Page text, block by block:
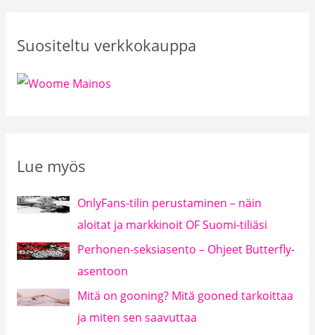
Suositeltu verkkokauppa
Lue myös
OnlyFans-tilin perustaminen – näin
aloitat ja markkinoit OF Suomi-tiliäsi
Perhonen-seksiasento – Ohjeet Butterfly-
asentoon
Mitä on gooning? Mitä gooned tarkoittaa
ja miten sen saavuttaa